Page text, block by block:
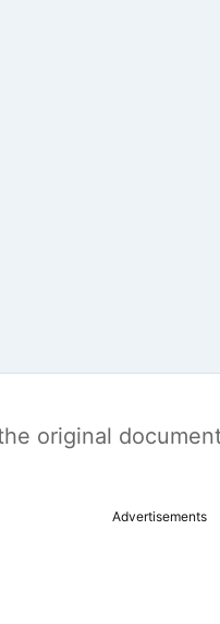
original
Advertisements